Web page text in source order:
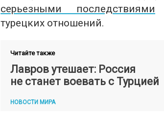
серьезными последствиями
турецких отношений.
Читайте также
Лавров утешает: Россия
не станет воевать с Турцией
НОВОСТИ МИРА